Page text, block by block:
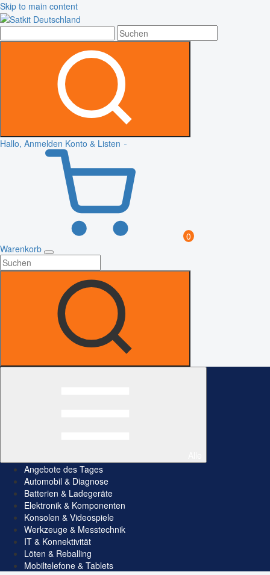
Skip to main content
Hallo, Anmelden Konto & Listen
0
Warenkorb
Angebote des Tages
Automobil & Diagnose
Batterien & Ladegeräte
Elektronik & Komponenten
Konsolen & Videospiele
Werkzeuge & Messtechnik
IT & Konnektivität
Löten & Reballing
Mobiltelefone & Tablets